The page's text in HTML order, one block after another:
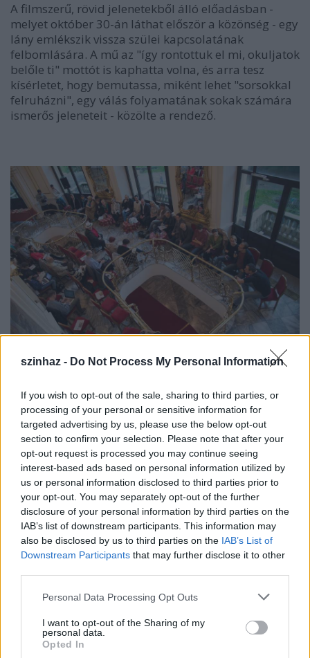
szinhaz - Do Not Process My Personal Information
If you wish to opt-out of the sale, sharing to third parties, or
processing of your personal or sensitive information for
targeted advertising by us, please use the below opt-out
section to confirm your selection. Please note that after your
opt-out request is processed you may continue seeing
interest-based ads based on personal information utilized by
us or personal information disclosed to third parties prior to
your opt-out. You may separately opt-out of the further
disclosure of your personal information by third parties on the
IAB’s list of downstream participants. This information may
also be disclosed by us to third parties on the IAB’s List of
Downstream Participants that may further disclose it to other
Please note that this website/app uses one or more Google
not limited to your visit or usage behaviour. You may click to
grant or deny consent to Google and its third-party tags to
use your data for below specified purposes in below Google
Personal Data Processing Opt Outs
I want to opt-out of the Sharing of my
personal data.
Opted In
A filmszerű, rövid jelenetekből álló előadásban -
melyet október 30-án láthat először a közönség - egy
lány emlékszik vissza szülei kapcsolatának
felbomlására. A mű az "így rontottuk el mi, okuljatok
belőle ti" mottót is kaphatta volna, és arra tesz
kísérletet, hogy bemutassa, miként lehet "sorsokkal
felruházni", egy válás folyamatának sokak számára
ismerős jeleneteit - közölte a rendező.
Gimesi Dóra, a Budapesti Bábszínház dramaturgja
írta - Arany János, Arany László és Lakatos Menyhért
művei alapján - aRózsa és Ibolyacímű mesejátékot,
melyet november 6-án mutatnak beBarnák László
rendezésében. A darabot bábszínházak már
műsorra tűzték, de a szegedi lesz az első alkalom,
amikor élő szereplőkkel adják elő. A rendező
elmondta, a mű sokat merít Shakespeare Rómeó és
Júliájából: a két világ, a mesejátékban az emberek és
tündérek, ellentétét csak a szerelem oldhatja
föl. Nagyívű, intenzív látványvilágú előadás várja a
Nagyszínházban a családokat. A színpadon nagyon
Fábri Gézaírt - közölteBarnák László